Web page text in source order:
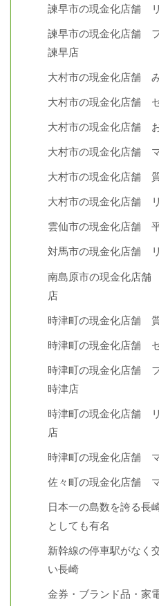
諫早市の現金化店舗
諫早市の現金化店舗
諫早店
大村市の現金化店舗
大村市の現金化店舗
大村市の現金化店舗
大村市の現金化店舗
大村市の現金化店舗
大村市の現金化店舗
雲仙市の現金化店舗
対馬市の現金化店舗
南島原市の現金化店
店
時津町の現金化店舗
時津町の現金化店舗
時津町の現金化店舗
時津店
時津町の現金化店舗
店
時津町の現金化店舗
佐々町の現金化店舗
日本一の島数を誇る長
としても有名
新幹線の停車駅がなく
い長崎
金券・ブランド品・家